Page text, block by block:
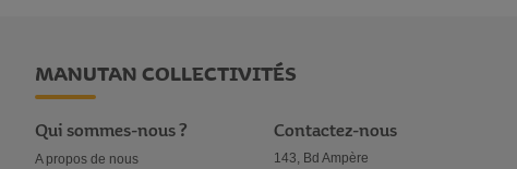
MANUTAN COLLECTIVITÉS
Qui sommes-nous ?
A propos de nous
Contactez-nous
143, Bd Ampère